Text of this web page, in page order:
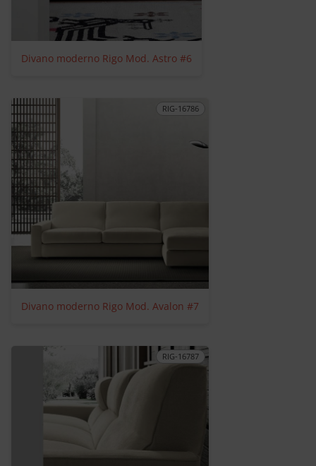
Divano moderno Rigo Mod. Astro #6
RIG-16786
Divano moderno Rigo Mod. Avalon #7
RIG-16787